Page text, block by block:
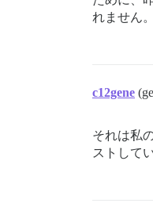
れません。
c12gene
それは私
ストして